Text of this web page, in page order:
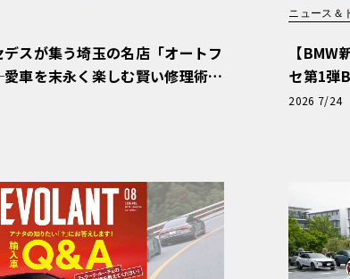
スが集う埼玉の名店「オートフ
車を末永く楽しむ賢い修理術
ス製オイルを選ぶ理由〈PR〉
ニュース＆
【
セ第1弾
ぬける歓
2026 7/24